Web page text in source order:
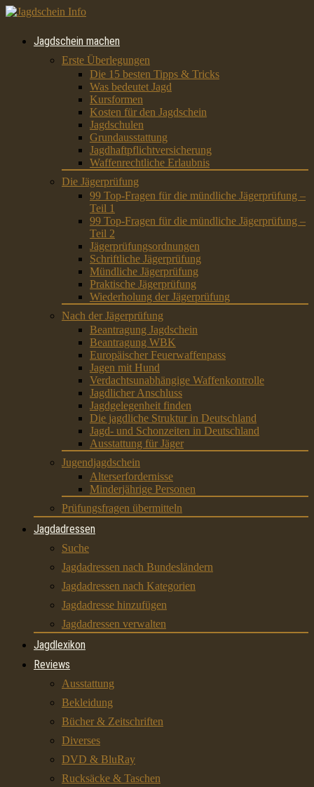
Jagdschein machen
Erste Überlegungen
Die 15 besten Tipps & Tricks
Was bedeutet Jagd
Kursformen
Kosten für den Jagdschein
Jagdschulen
Grundausstattung
Jagdhaftpflichtversicherung
Waffenrechtliche Erlaubnis
Die Jägerprüfung
99 Top-Fragen für die mündliche Jägerprüfung –
Teil 1
99 Top-Fragen für die mündliche Jägerprüfung –
Teil 2
Jägerprüfungsordnungen
Schriftliche Jägerprüfung
Mündliche Jägerprüfung
Praktische Jägerprüfung
Wiederholung der Jägerprüfung
Nach der Jägerprüfung
Beantragung Jagdschein
Beantragung WBK
Europäischer Feuerwaffenpass
Jagen mit Hund
Verdachtsunabhängige Waffenkontrolle
Jagdlicher Anschluss
Jagdgelegenheit finden
Die jagdliche Struktur in Deutschland
Jagd- und Schonzeiten in Deutschland
Ausstattung für Jäger
Jugendjagdschein
Alterserfordernisse
Minderjährige Personen
Prüfungsfragen übermitteln
Jagdadressen
Suche
Jagdadressen nach Bundesländern
Jagdadressen nach Kategorien
Jagdadresse hinzufügen
Jagdadressen verwalten
Jagdlexikon
Reviews
Ausstattung
Bekleidung
Bücher & Zeitschriften
Diverses
DVD & BluRay
Rucksäcke & Taschen